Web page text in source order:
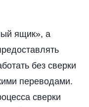
ящик», а
без сверки
переводами.
сверки